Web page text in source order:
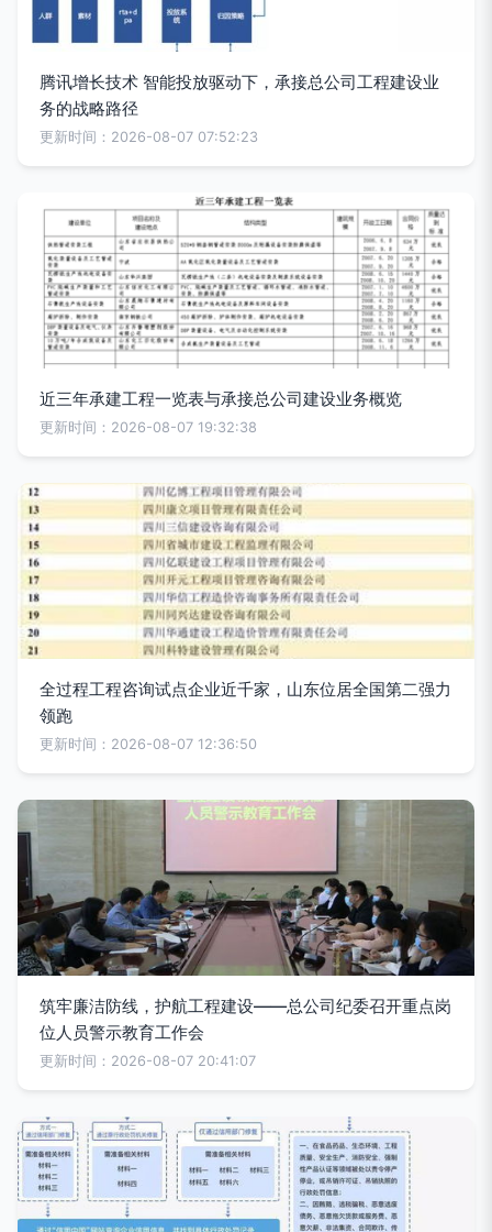
腾讯增长技术 智能投放驱动下，承接总公司工程建设业
务的战略路径
更新时间：2026-08-07 07:52:23
近三年承建工程一览表与承接总公司建设业务概览
更新时间：2026-08-07 19:32:38
全过程工程咨询试点企业近千家，山东位居全国第二强力
领跑
更新时间：2026-08-07 12:36:50
筑牢廉洁防线，护航工程建设——总公司纪委召开重点岗
位人员警示教育工作会
更新时间：2026-08-07 20:41:07